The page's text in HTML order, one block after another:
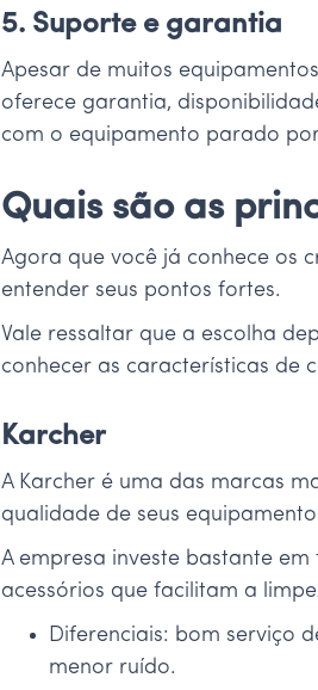
5. Suporte e garantia
Apesar de muitos
oferece garantia,
com o equipamento parado
Quais são as
Agora que você já conhece os
entender seus pontos fortes.
Vale ressaltar que a escolha
conhecer as características
Karcher
A Karcher é uma das marcas
qualidade de seus
A empresa investe bastante
acessórios que facilitam a
Diferenciais: bom serviço
menor ruído.